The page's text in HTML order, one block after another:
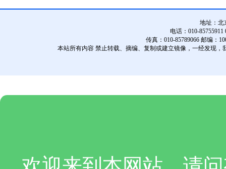
地址：北
电话：010-85755911
传真：010-85789066 邮编：
本站所有内容 禁止转载、摘编、复制或建立镜像，一经发现